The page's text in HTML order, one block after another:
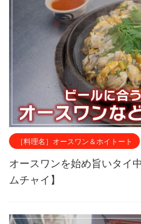
［料理名］オースワン＆ホイトート
オースワンを始め旨いタイ
ムチャイ】